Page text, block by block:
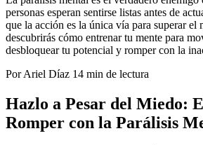
personas esperan sentirse listas antes de
que la acción es la única vía para superar el
descubrirás cómo entrenar tu mente para
desbloquear tu potencial y romper con la
Por Ariel Díaz 14 min de lectura
Hazlo a Pesar del Miedo:
Romper con la Parálisis